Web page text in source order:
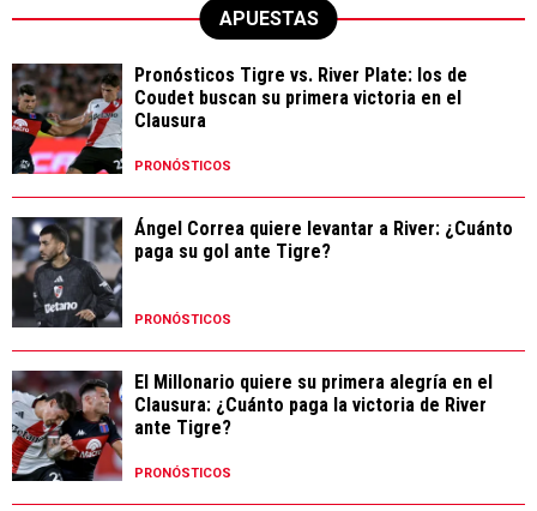
APUESTAS
Pronósticos Tigre vs. River Plate: los de
Coudet buscan su primera victoria en el
Clausura
PRONÓSTICOS
Ángel Correa quiere levantar a River: ¿Cuánto
paga su gol ante Tigre?
PRONÓSTICOS
El Millonario quiere su primera alegría en el
Clausura: ¿Cuánto paga la victoria de River
ante Tigre?
PRONÓSTICOS